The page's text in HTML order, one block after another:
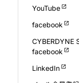
YouTube
facebook
CYBERDYNE
facebook
LinkedIn